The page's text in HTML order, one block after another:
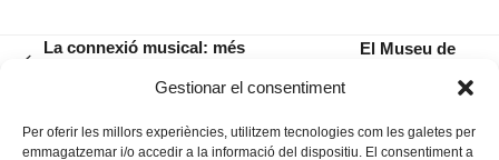
Gestionar el consentiment
Per oferir les millors experiències, utilitzem tecnologies com les galetes per
emmagatzemar i/o accedir a la informació del dispositiu. El consentiment a
La connexió musical: més
next
El Museu de